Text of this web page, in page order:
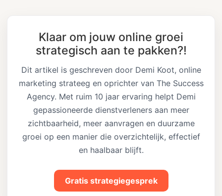
Klaar om jouw online groei
strategisch aan te pakken?!
Dit artikel is geschreven door Demi Koot, online
marketing strateeg en oprichter van The Success
Agency. Met ruim 10 jaar ervaring helpt Demi
gepassioneerde dienstverleners aan meer
zichtbaarheid, meer aanvragen en duurzame
groei op een manier die overzichtelijk, effectief
en haalbaar blijft.
Gratis strategiegesprek